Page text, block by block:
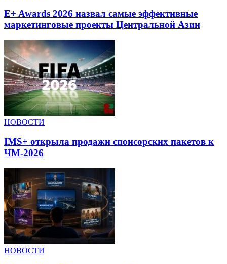
E+ Awards 2026 назвал самые эффективные
маркетинговые проекты Центральной Азии
НОВОСТИ
IMS+ открыла продажи спонсорских пакетов к
ЧМ-2026
НОВОСТИ